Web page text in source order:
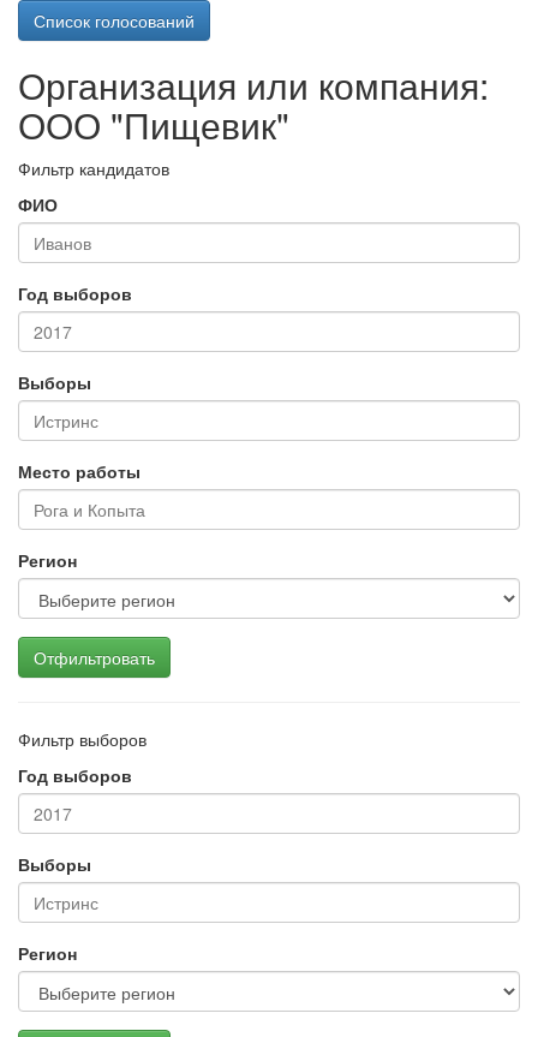
Список голосований
Организация или компания:
ООО "Пищевик"
Фильтр кандидатов
ФИО
Год выборов
Выборы
Место работы
Регион
Отфильтровать
Фильтр выборов
Год выборов
Выборы
Регион